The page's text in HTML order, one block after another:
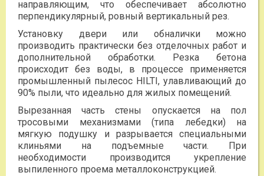
направляющим, что обеспечивает абсолютно
перпендикулярный, ровный вертикальный рез.
Установку двери или обналички можно
производить практически без отделочных работ и
дополнительной обработки. Резка бетона
происходит без воды, в процессе применяется
промышленный пылесос HILTI, улавливающий до
90% пыли, что идеально для жилых помещений.
Вырезанная часть стены опускается на пол
тросовыми механизмами (типа лебедки) на
мягкую подушку и разрывается специальными
клиньями на подъемные части. При
необходимости производится укрепление
выпиленного проема металлоконструкцией.